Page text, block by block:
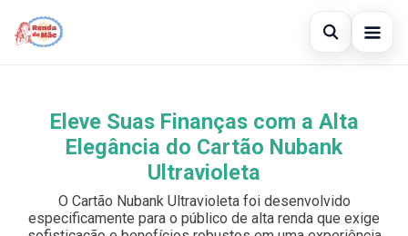
Abrir busca
Cartão de Crédito
Legal
Buscar no site
×
Buscar por:
Pressione Enter para buscar ou ESC para fechar.
Eleve Suas Finanças com a Alta
Elegância do Cartão Nubank
Ultravioleta
O Cartão Nubank Ultravioleta foi desenvolvido
especificamente para o público de alta renda que exige